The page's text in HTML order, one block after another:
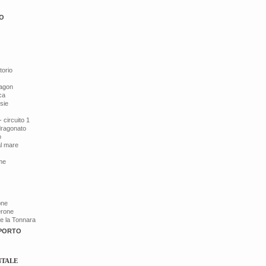
circuito 1
mare
la Tonnara